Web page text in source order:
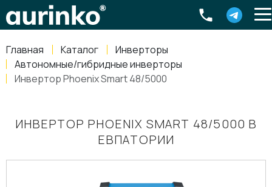
Главная Каталог
Инверторы
Автономные/гибридные инверторы
Инвертор Phoenix Smart 48/5000
ИНВЕРТОР PHOENIX SMART 48/5000 В
ЕВПАТОРИИ
Россия, Свердловская область Екатеринбург ,
8-800-770-79-40